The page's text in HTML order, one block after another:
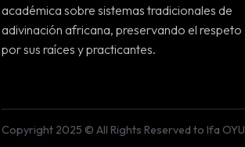
académica sobre sistemas tradicionales de
adivinación africana, preservando el respeto
por sus raíces y practicantes.
Copyright 2025 © All Rights Reserved to Ifa OYU